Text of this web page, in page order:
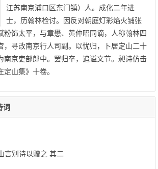
江苏南京浦口区东门镇）人。成化二年进
士，历翰林检讨。因反对朝庭灯彩焰火铺张
粉饰太平，与章懋、黄仲昭同谪，人称翰林四
，寻改南京行人司副。以忧归，卜居定山二十
南京吏部郎中。罢归卒，追谥文节。昶诗仿击
山集》十卷。
词
言别诗以赠之 其二